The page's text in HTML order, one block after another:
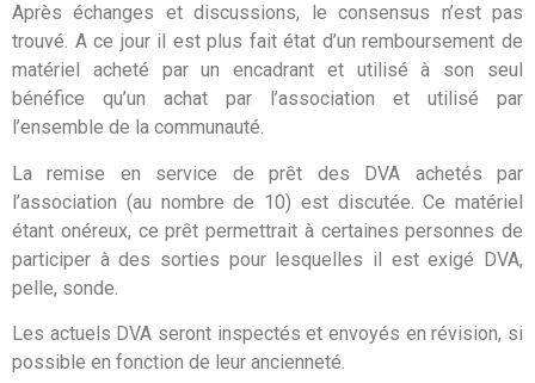
Après échanges et discussions, le consensus n’est pas
trouvé. A ce jour il est plus fait état d’un remboursement de
matériel acheté par un encadrant et utilisé à son seul
bénéfice qu’un achat par l’association et utilisé par
l’ensemble de la communauté.
La remise en service de prêt des DVA achetés par
l’association (au nombre de 10) est discutée. Ce matériel
étant onéreux, ce prêt permettrait à certaines personnes de
participer à des sorties pour lesquelles il est exigé DVA,
pelle, sonde.
Les actuels DVA seront inspectés et envoyés en révision, si
possible en fonction de leur ancienneté.